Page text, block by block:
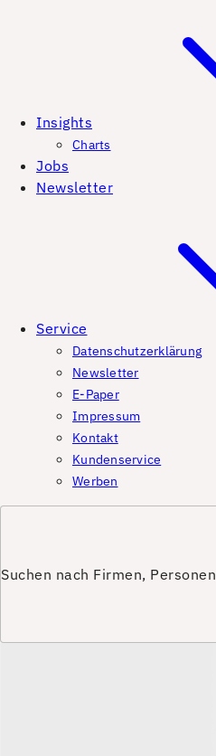
Insights
Charts
Jobs
Newsletter
Service
Datenschutzerklärung
Newsletter
E-Paper
Impressum
Kontakt
Kundenservice
Werben
Suchen nach Firmen,